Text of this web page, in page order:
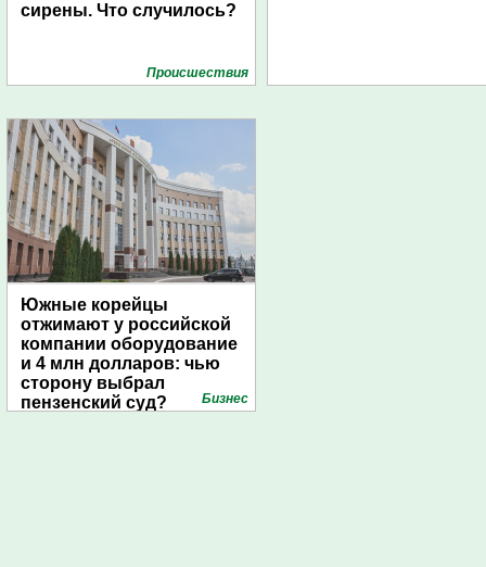
сирены. Что случилось?
Проиcшествия
Южные корейцы
отжимают у российской
компании оборудование
и 4 млн долларов: чью
сторону выбрал
пензенский суд?
Бизнес